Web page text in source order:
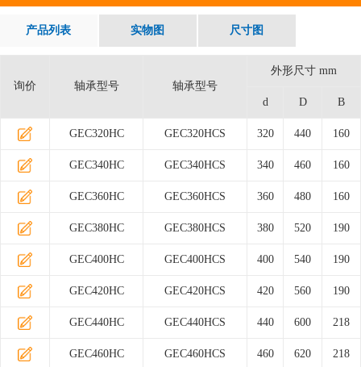
产品列表 实物图 尺寸图
询价 轴承型号 轴承型号
外形尺寸 mm
d D B
GEC320HC GEC320HCS 320 440 160
GEC340HC GEC340HCS 340 460 160
GEC360HC GEC360HCS 360 480 160
GEC380HC GEC380HCS 380 520 190
GEC400HC GEC400HCS 400 540 190
GEC420HC GEC420HCS 420 560 190
GEC440HC GEC440HCS 440 600 218
GEC460HC GEC460HCS 460 620 218